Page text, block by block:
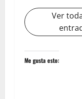
Ver
Me gusta esto: